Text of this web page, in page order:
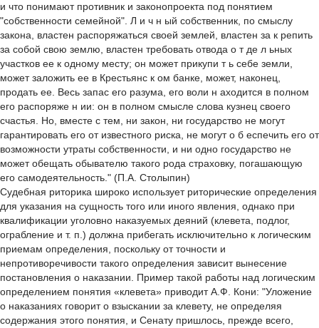
и что понимают противник и законопроекта под понятием
"собственности семейной". Л и ч н ый собственник, по смыслу
закона, властен распоряжаться своей землей, властен за к репить
за собой свою землю, властен требовать отвода о т де л ьных
участков ее к одному месту; он может прикупи т ь себе земли,
может заложить ее в Крестьянс к ом банке, может, наконец,
продать ее. Весь запас его разума, его воли н аходится в полном
его распоряже н ии: он в полном смысле слова кузнец своего
счастья. Но, вместе с тем, ни закон, ни государство не могут
гарантировать его от известного риска, не могут о б еспечить его от
возможности утраты собственности, и ни одно государство не
может обещать обывателю такого рода страховку, погашающую
его самодеятельность." (П.А. Столыпин)
Судебная риторика широко использует риторические определения
для указания на сущность того или иного явления, однако при
квалификации уголовно наказуемых деяний (клевета, подлог,
ограбление и т. п.) должна прибегать исключительно к логическим
приемам определения, поскольку от точности и
непротиворечивости такого определения зависит вынесение
постановления о наказании. Пример такой работы над логическим
определением понятия «клевета» приводит А.Ф. Кони: "Уложение
о наказаниях говорит о взыскании за клевету, не определяя
содержания этого понятия, и Сенату пришлось, прежде всего,